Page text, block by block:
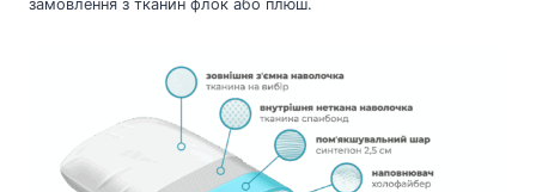
замовлення з тканин флок або плюш.